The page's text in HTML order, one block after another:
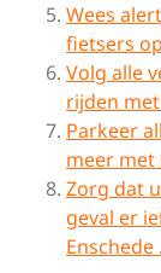
Wees
fietsers
Volg alle
rijden
Parkeer
meer met
Zorg dat
geval er
Enschede .